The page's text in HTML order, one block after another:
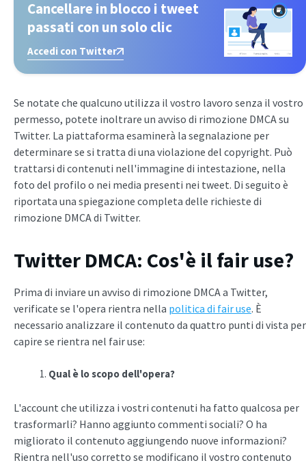
Cancellare in blocco i tweet
passati con un solo clic
Accedi con Twitter
Se notate che qualcuno utilizza il vostro lavoro senza il vostro
permesso, potete inoltrare un avviso di rimozione DMCA su
Twitter. La piattaforma esaminerà la segnalazione per
determinare se si tratta di una violazione del copyright. Può
trattarsi di contenuti nell'immagine di intestazione, nella
foto del profilo o nei media presenti nei tweet. Di seguito è
riportata una spiegazione completa delle richieste di
rimozione DMCA di Twitter.
Twitter DMCA: Cos'è il fair use?
Prima di inviare un avviso di rimozione DMCA a Twitter,
verificate se l'opera rientra nella politica di fair use. È
necessario analizzare il contenuto da quattro punti di vista per
capire se rientra nel fair use:
Qual è lo scopo dell'opera?
L'account che utilizza i vostri contenuti ha fatto qualcosa per
trasformarli? Hanno aggiunto commenti sociali? O ha
migliorato il contenuto aggiungendo nuove informazioni?
Rientra nell'uso corretto se modificano il vostro contenuto